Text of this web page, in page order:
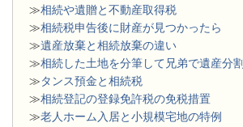
≫相続や遺贈と不動産取得税
≫相続税申告後に財産が見つかったら
≫遺産放棄と相続放棄の違い
≫相続した土地を分筆して兄弟で遺産分割
≫タンス預金と相続税
≫相続登記の登録免許税の免税措置
≫老人ホーム入居と小規模宅地の特例